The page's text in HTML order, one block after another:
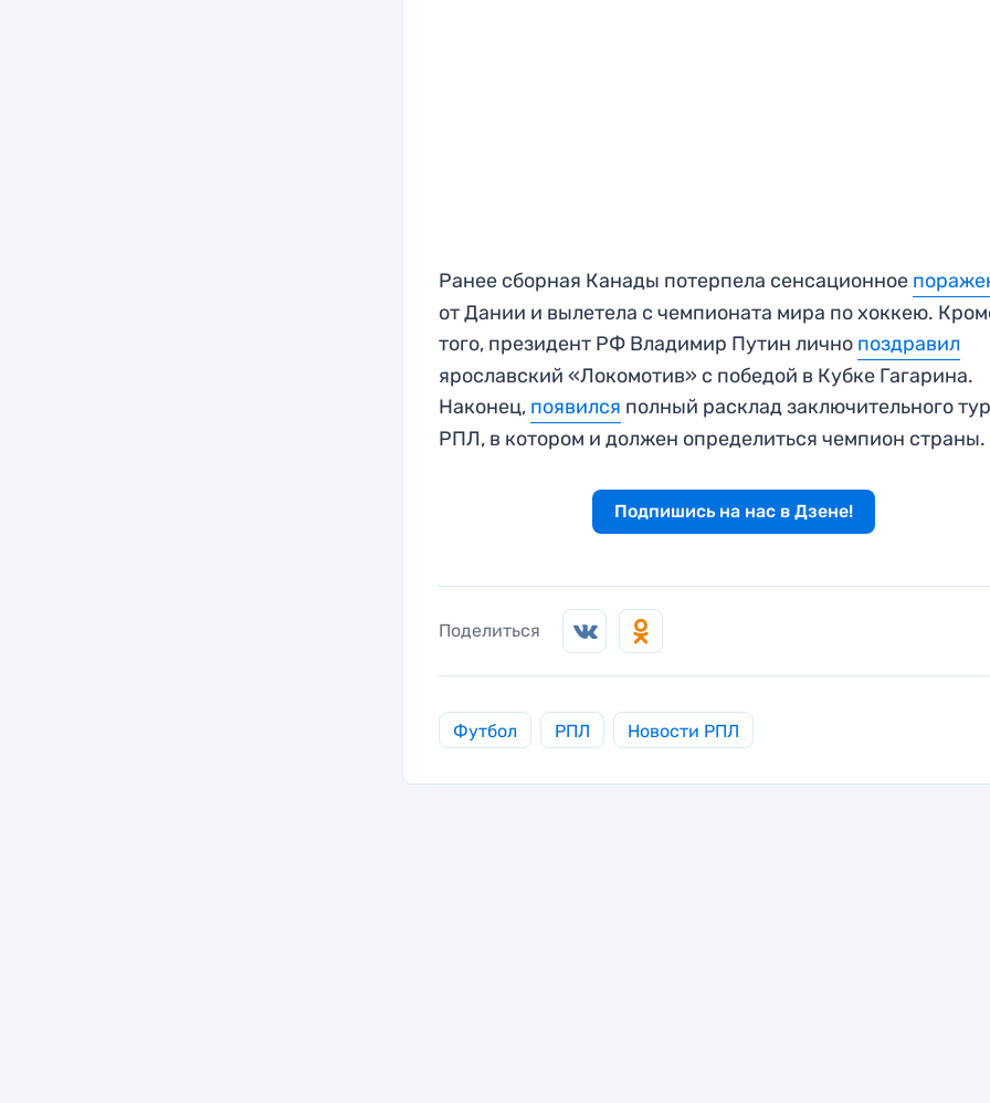
Ранее сборная Канады потерпела сенсационное
от Дании и вылетела с чемпионата мира по хоккею.
того, президент РФ Владимир Путин лично поздравил
ярославский «Локомотив» с победой в Кубке Гагарина.
Наконец, появился полный расклад заключительного
РПЛ, в котором и должен определиться чемпион страны.
Подпишись на нас в Дзене!
Поделиться
Футбол РПЛ Новости РПЛ